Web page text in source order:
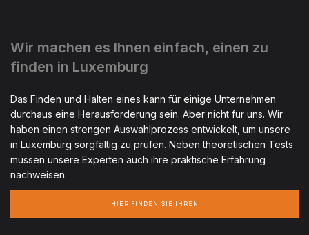
Wir machen es Ihnen einfach, einen zu
finden in Luxemburg
Das Finden und Halten eines kann für einige Unternehmen
durchaus eine Herausforderung sein. Aber nicht für uns. Wir
haben einen strengen Auswahlprozess entwickelt, um unsere
in Luxemburg sorgfältig zu prüfen. Neben theoretischen Tests
müssen unsere Experten auch ihre praktische Erfahrung
nachweisen.
HIER FINDEN SIE IHREN